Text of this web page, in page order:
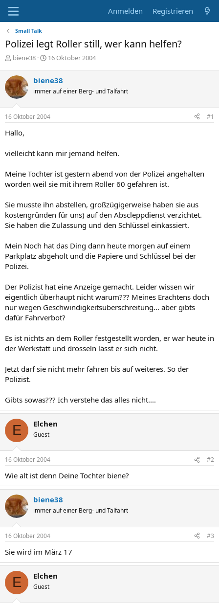
Anmelden Registrieren
Small Talk
Polizei legt Roller still, wer kann helfen?
E
s
t
e
l
l
e
biene38
E
t
e
l
t
16 Oktober 2004
biene38
immer auf einer Berg- und Talfahrt
16 Oktober 2004 #1
Hallo,
vielleicht kann mir jemand helfen.
Meine Tochter ist gestern abend von der Polizei angehalten
worden weil sie mit ihrem Roller 60 gefahren ist.
Sie musste ihn abstellen, großzügigerweise haben sie aus
kostengründen für uns) auf den Abscleppdienst verzichtet.
Sie haben die Zulassung und den Schlüssel einkassiert.
Mein Noch hat das Ding dann heute morgen auf einem
Parkplatz abgeholt und die Papiere und Schlüssel bei der
Polizei.
Der Polizist hat eine Anzeige gemacht. Leider wissen wir
eigentlich überhaupt nicht warum??? Meines Erachtens doch
nur wegen Geschwindigkeitsüberschreitung... aber gibts
dafür Fahrverbot?
Es ist nichts an dem Roller festgestellt worden, er war heute in
der Werkstatt und drosseln lässt er sich nicht.
Jetzt darf sie nicht mehr fahren bis auf weiteres. So der
Polizist.
Gibts sowas??? Ich verstehe das alles nicht....
E Elchen
Guest
16 Oktober 2004 #2
Wie alt ist denn Deine Tochter biene?
biene38
immer auf einer Berg- und Talfahrt
16 Oktober 2004 #3
Sie wird im März 17
E Elchen
Guest